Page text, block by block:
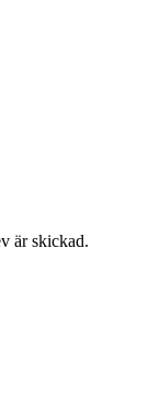
är skickad.